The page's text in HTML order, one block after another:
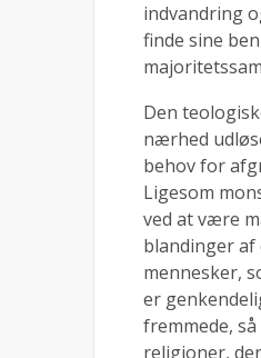
indvandring
finde sine
Den
nærhed
behov for
Ligesom
ved at være
blandinger af
mennesker,
er
fremmede,
religioner,